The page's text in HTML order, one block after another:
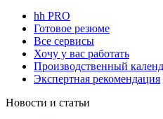
hh PRO
Готовое резюме
Все сервисы
Хочу у вас работать
Производственный
Экспертная рекомендация
Новости и статьи